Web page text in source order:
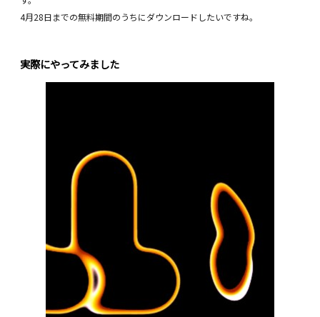
4月28日までの無料期間のうちにダウンロードしたいですね。
実際にやってみました